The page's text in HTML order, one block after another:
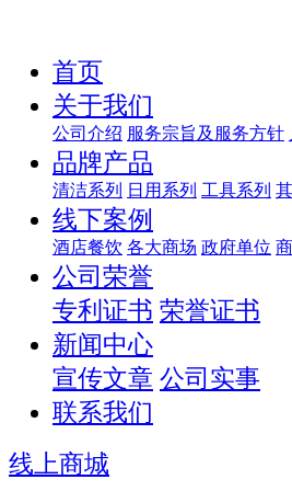
首页
关于我们
公司介绍 服务宗旨及服务方针
品牌产品
清洁系列 日用系列 工具系列
线下案例
酒店餐饮 各大商场 政府单位
公司荣誉
专利证书 荣誉证书
新闻中心
宣传文章 公司实事
联系我们
线上商城